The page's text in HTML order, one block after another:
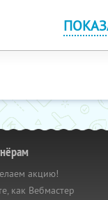
акцию!
как Вебмастер